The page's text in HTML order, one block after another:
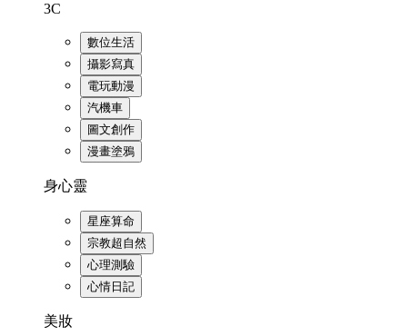
3C
數位生活
攝影寫真
電玩動漫
汽機車
圖文創作
漫畫塗鴉
身心靈
星座算命
宗教超自然
心理測驗
心情日記
美妝